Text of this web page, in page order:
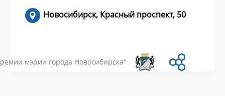
Новосибирск, Красный проспект, 50
мэрии города Новосибирска"